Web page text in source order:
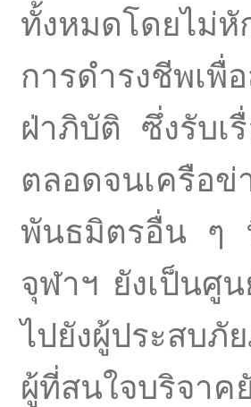
ทั้งหมดโดยไม่
การดำรงชีพเพื่
ฝ่าภิบัติ ซึ่งรับเ
ตลอดจนเครือ
พันธมิตรอื่น ๆ
จุฬาฯ ยังเป็นศู
ไปยังผู้ประสบภั
ผู้ที่สนใจบริจาค